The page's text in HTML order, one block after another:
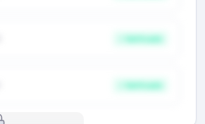
✓ Verificado
✓ Verificado